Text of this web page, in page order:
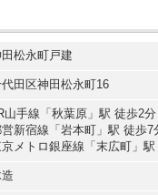
松永町戸建
田区神田松永町16
山手線「秋葉原」駅 徒歩2分
新宿線「岩本町」駅 徒歩7
メトロ銀座線「末広町」駅